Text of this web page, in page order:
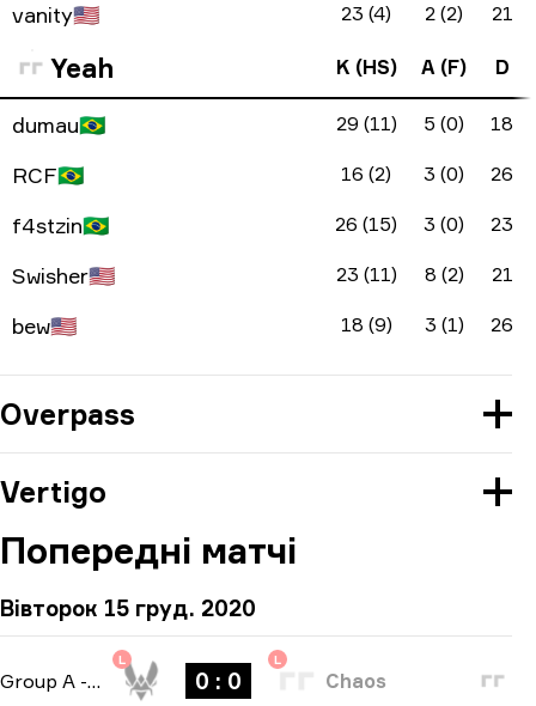
vanity🇺🇸 23 (4) 2 (2) 21
Yeah K (HS) A (F) D
dumau🇧🇷 29 (11) 5 (0) 18
RCF🇧🇷 16 (2) 3 (0) 26
f4stzin🇧🇷 26 (15) 3 (0) 23
Swisher🇺🇸 23 (11) 8 (2) 21
bew🇺🇸 18 (9) 3 (1) 26
Overpass
Vertigo
Попередні матчі
Вівторок 15 груд. 2020
Group A - bo3
L
0 : 0
L
Chaos